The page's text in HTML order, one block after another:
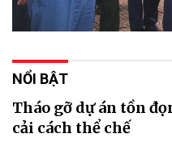
NỔI BẬT
Tháo gỡ dự án tồn
cải cách thể chế